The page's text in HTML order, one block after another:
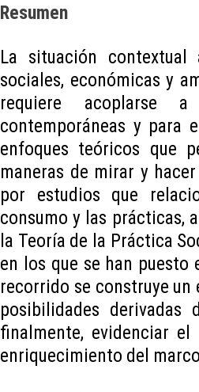
Resumen
La situación contextual
sociales, económicas y
requiere acoplarse
contemporáneas y para
enfoques teóricos que
maneras de mirar y
por estudios que
consumo y las prácticas,
la Teoría de la Práctica
en los que se han
recorrido se construye
posibilidades
finalmente, evidenciar
enriquecimiento del